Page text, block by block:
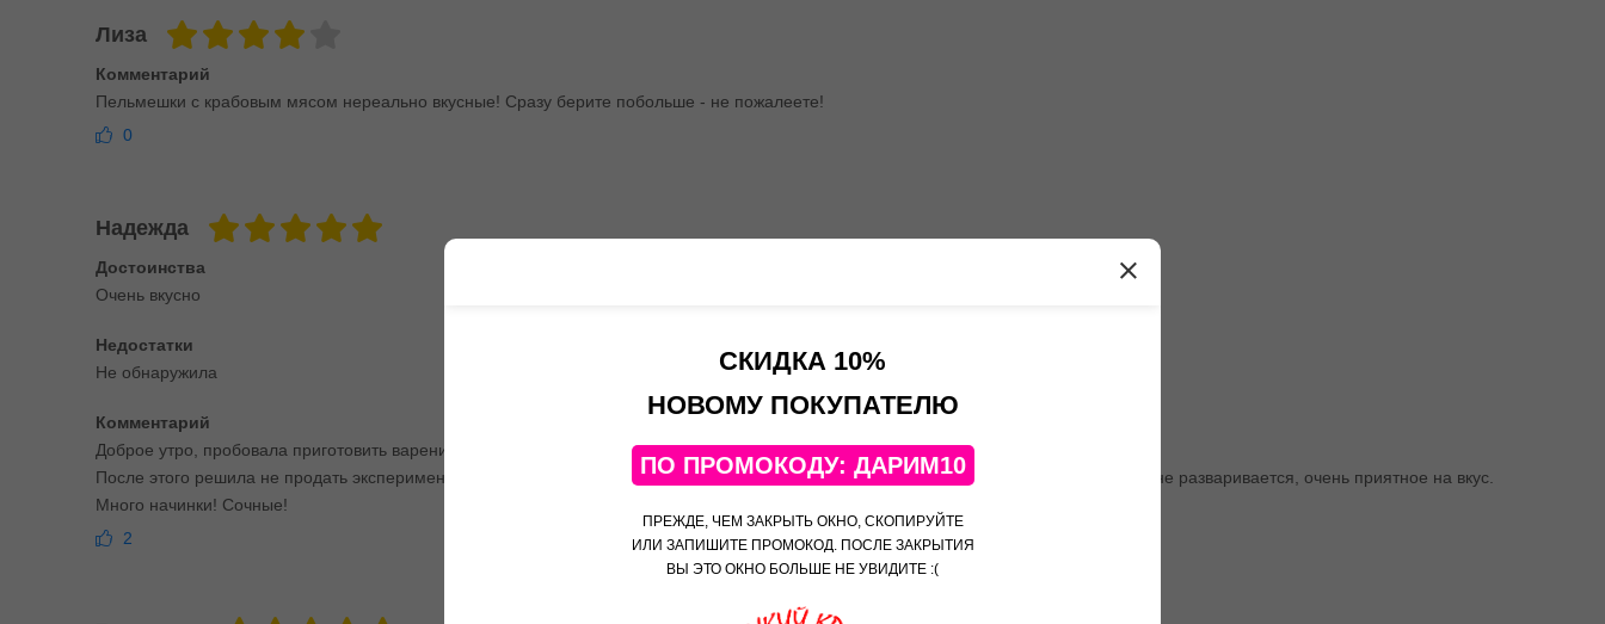
Лиза
Комментарий
Пельмешки с крабовым мясом нереально вкусные! Сразу берите побольше - не пожалеете!
0
Надежда
Достоинства
Очень вкусно
Недостатки
Не обнаружила
Комментарий
Доброе утро, пробовала приготовить вареники с мясом краба сама… вышло мягко говоря неважно… не знаю, что было не так …
После этого решила не продать экспериментов, а довериться профессионалам. Купила пельмени Дикого Краба: очень вкусно! Тесто не разваривается, очень приятное на вкус.
Много начинки! Сочные!
2
СКИДКА 10%
НОВОМУ ПОКУПАТЕЛЮ
ПО ПРОМОКОДУ: ДАРИМ10
ПРЕЖДЕ, ЧЕМ ЗАКРЫТЬ ОКНО, СКОПИРУЙТЕ
ИЛИ ЗАПИШИТЕ ПРОМОКОД. ПОСЛЕ ЗАКРЫТИЯ
ВЫ ЭТО ОКНО БОЛЬШЕ НЕ УВИДИТЕ :(